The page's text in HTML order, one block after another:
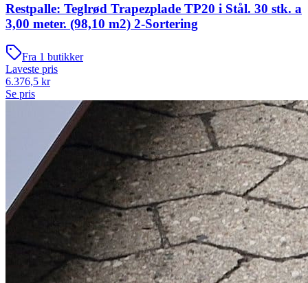
Restpalle: Teglrød Trapezplade TP20 i Stål. 30 stk. a
3,00 meter. (98,10 m2) 2-Sortering
Fra 1 butikker
Laveste pris
6.376,5 kr
Se pris